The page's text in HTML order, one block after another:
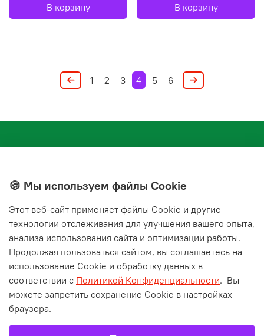
В корзину В корзину
1 2 3 4 5 6
+7(843) 210-20-24
Мы в соц. сетях
🍪 Мы используем файлы Cookie
Этот веб‑сайт применяет файлы Cookie и другие
технологии отслеживания для улучшения вашего опыта,
анализа использования сайта и оптимизации работы.
Продолжая пользоваться сайтом, вы соглашаетесь на
использование Cookie и обработку данных в
соответствии с Политикой Конфиденциальности. Вы
можете запретить сохранение Cookie в настройках
браузера.